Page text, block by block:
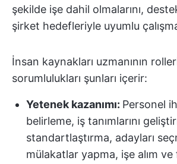
şekilde işe dahil olmalarını,
şirket hedefleriyle uyumlu
İnsan kaynakları uzmanının
sorumlulukları şunları içerir:
Yetenek kazanımı: Personel
belirleme, iş tanımlarını
standartlaştırma, adayları
mülakatlar yapma, işe alım ve